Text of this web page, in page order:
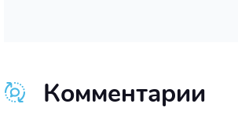
Комментарии